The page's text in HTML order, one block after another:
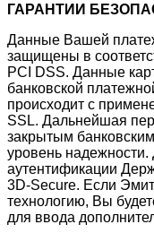
ГАРАНТИИ
Данные Вашей
защищены в
PCI DSS. Данные
банковской
происходит с
SSL. Дальнейшая
закрытым
уровень
аутентификации
3D-Secure. Если
технологию, Вы
для ввода